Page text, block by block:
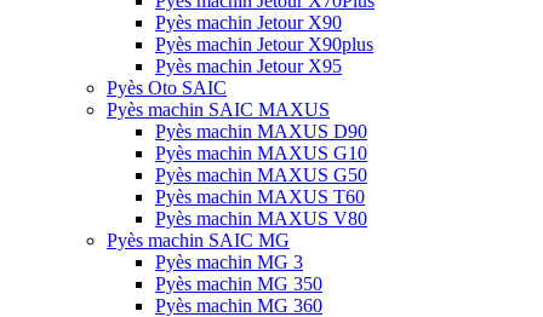
Pyès machin Jetour X90
Pyès machin Jetour X90plus
Pyès machin Jetour X95
Pyès Oto SAIC
Pyès machin SAIC MAXUS
Pyès machin MAXUS D90
Pyès machin MAXUS G10
Pyès machin MAXUS G50
Pyès machin MAXUS T60
Pyès machin MAXUS V80
Pyès machin SAIC MG
Pyès machin MG 3
Pyès machin MG 350
Pyès machin MG 360